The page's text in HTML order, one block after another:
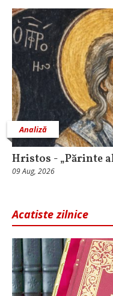
Analiză
Hristos - „Părinte
09 Aug, 2026
Acatiste zilnice